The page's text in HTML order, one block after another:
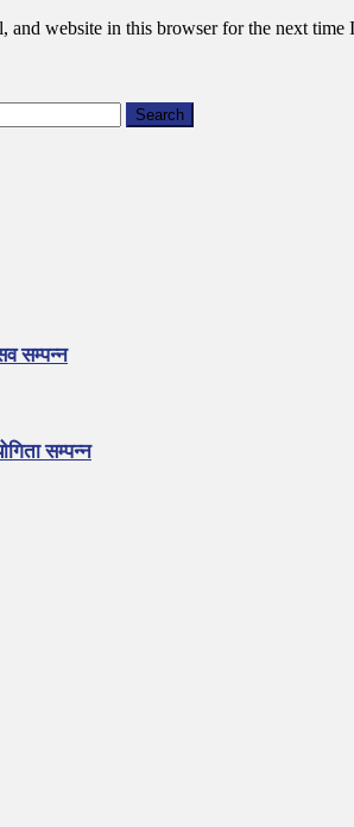
and website in this browser for the next time
सम्पन्न
सम्पन्न